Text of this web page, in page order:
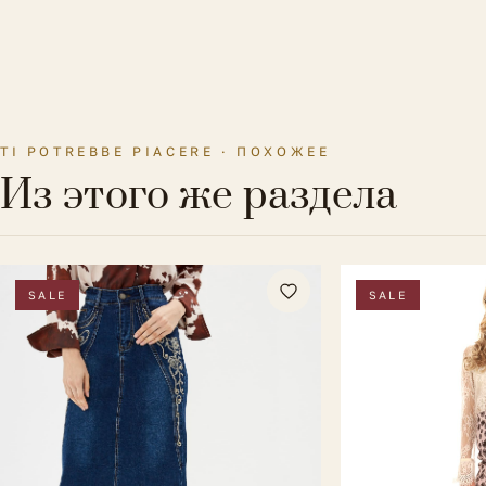
TI POTREBBE PIACERE · ПОХОЖЕЕ
Из этого же раздела
SALE SALE